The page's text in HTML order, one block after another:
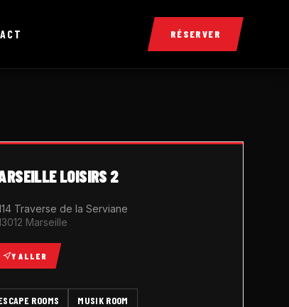
RÉSERVER
LOISIRS 2
Traverse de la Serviane
Marseille
Y ALLER
ROOMS MUSIK ROOM